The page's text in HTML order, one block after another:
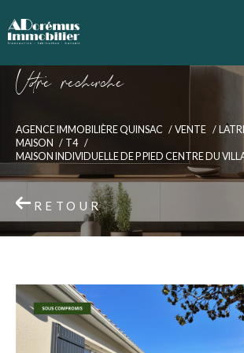
Vore recece
AGENCE IMMOBILIÈRE QUINSAC VENTE
MAISON
T4
MAISON INDIVIDUELLE DE P PIED CENTRE DU
RETOUR